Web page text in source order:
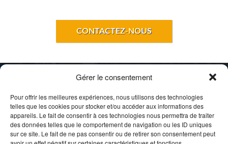
Gérer le consentement
Pour offrir les meilleures expériences, nous utilisons des technologies
telles que les cookies pour stocker et/ou accéder aux informations des
appareils. Le fait de consentir à ces technologies nous permettra de traiter
des données telles que le comportement de navigation ou les ID uniques
sur ce site. Le fait de ne pas consentir ou de retirer son consentement peut
CONTACTEZ-NOUS